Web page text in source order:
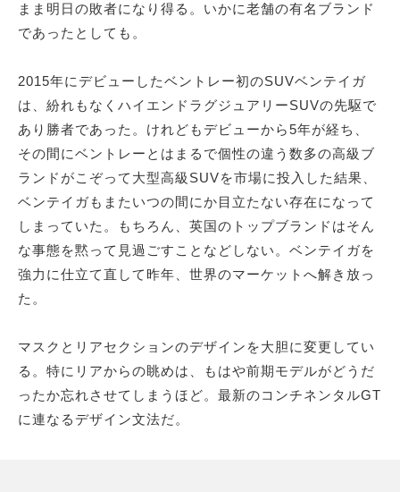
まま明日の敗者になり得る。いかに老舗の有名ブランド
であったとしても。
2015年にデビューしたベントレー初のSUVベンテイガ
は、紛れもなくハイエンドラグジュアリーSUVの先駆で
あり勝者であった。けれどもデビューから5年が経ち、
その間にベントレーとはまるで個性の違う数多の高級ブ
ランドがこぞって大型高級SUVを市場に投入した結果、
ベンテイガもまたいつの間にか目立たない存在になって
しまっていた。もちろん、英国のトップブランドはそん
な事態を黙って見過ごすことなどしない。ベンテイガを
強力に仕立て直して昨年、世界のマーケットへ解き放っ
た。
マスクとリアセクションのデザインを大胆に変更してい
る。特にリアからの眺めは、もはや前期モデルがどうだ
ったか忘れさせてしまうほど。最新のコンチネンタルGT
に連なるデザイン文法だ。